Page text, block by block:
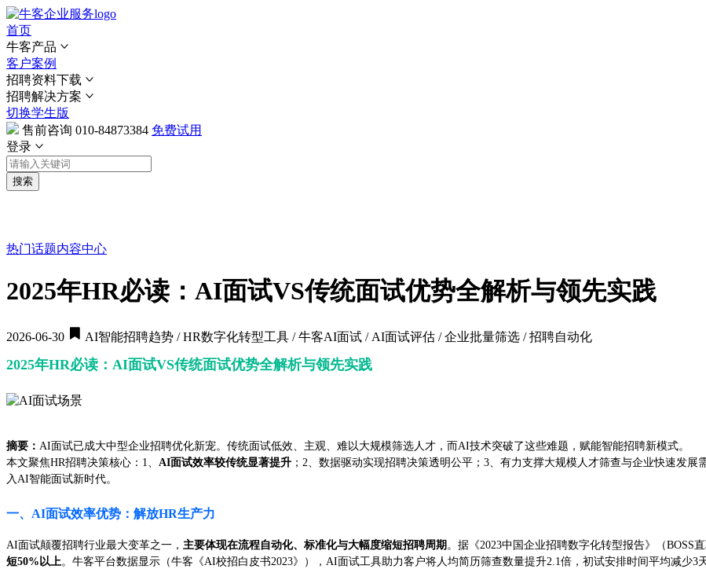
首页
牛客产品
客户案例
招聘资料下载
招聘解决方案
切换学生版
售前咨询 010-84873384 免费试用
登录
搜索
热门话题内容中心
2025年HR必读：AI面试VS传统面试优势全解析与领先实践
2026-06-30 AI智能招聘趋势 / HR数字化转型工具 / 牛客AI面试 / AI面试评估 / 企业批量筛选 / 招聘自动化
2025年HR必读：AI面试VS传统面试优势全解析与领先实践
摘要： AI面试已成大中型企业招聘优化新宠。传统面试低效、主观、难以大规模筛选人才，而AI技术突破了这些难题，赋能智能招聘新模式。
本文聚焦HR招聘决策核心：1、 AI面试效率较传统显著提升 ；2、数据驱动实现招聘决策透明公平；3、有力支撑大规模人才筛查与企业快速发
入AI智能面试新时代。
一、AI面试效率优势：解放HR生产力
AI面试颠覆招聘行业最大变革之一， 主要体现在流程自动化、标准化与大幅度缩短招聘周期 。据《2023中国企业招聘数字化转型报告》（BOSS直
短50%以上。牛客平台数据显示（牛客《AI校招白皮书2023》），AI面试工具助力客户将人均简历筛查数量提升2.1倍，初试安排时间平均减少3